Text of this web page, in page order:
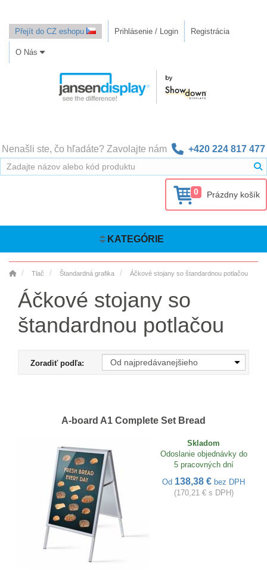
Přejít do CZ eshopu Prihlásenie / Login Registrácia
O Nás
Nenašli ste, čo hľadáte? Zavolajte nám +420 224 817 477
0 Prázdny košík
KATEGÓRIE
Tlač Štandardná grafika Áčkové stojany so štandardnou potlačou
Áčkové stojany so
štandardnou potlačou
Zoradiť podľa:
A-board A1 Complete Set Bread
Skladom
Odoslanie objednávky do
5 pracovných dní
Od 138,38 € bez DPH
(170,21 € s DPH)